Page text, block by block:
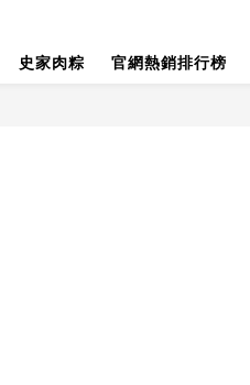
史家肉粽 官網熱銷排行榜